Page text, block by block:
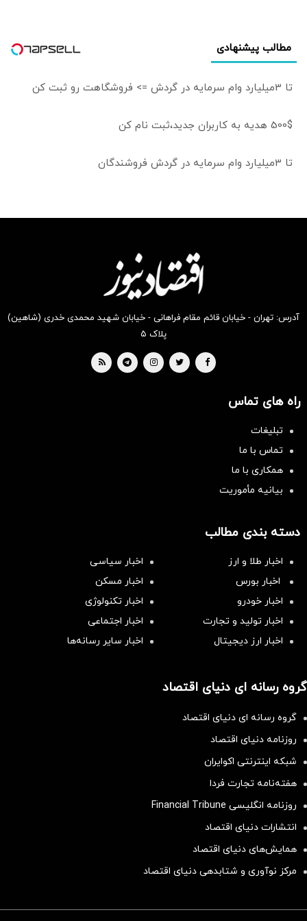
مطالب پیشنهادی
تا 3میلیارد وام سرمایه در گردش => فروشگاهت رو ثبت کن
500$ هدیه به کاربران جدید،ثبت نام کن
تا 3میلیارد وام سرمایه در گردش فروشندگان
آدرس: تهران - خیابان قائم مقام فراهانی - خیابان شهید محمدی خدری (شاهین)
پلاک ۵
راه های تماس
تبلیغات
تماس با ما
همکاری با ما
بیانیه مأموریت
دسته بندی مطالب
اخبار طلا و ارز
اخبار سیاسی
اخبار بورس
اخبار مسکن
اخبار خودرو
اخبار تکنولوژی
اخبار تولید و تجارت
اخبار اجتماعی
اخبار ارز دیجیتال
اخبار سایر رسانه‌‌ها
گروه رسانه ای دنیای اقتصاد
گروه رسانه ای دنیای اقتصاد
روزنامه دنیای اقتصاد
شبکه اینترنتی اکوایران
هفته‌نامه تجارت فردا
روزنامه انگلیسی Financial Tribune
انتشارات دنیای اقتصاد
همایش‌های دنیای اقتصاد
مرکز نوآوری و شتابدهی دنیای اقتصاد